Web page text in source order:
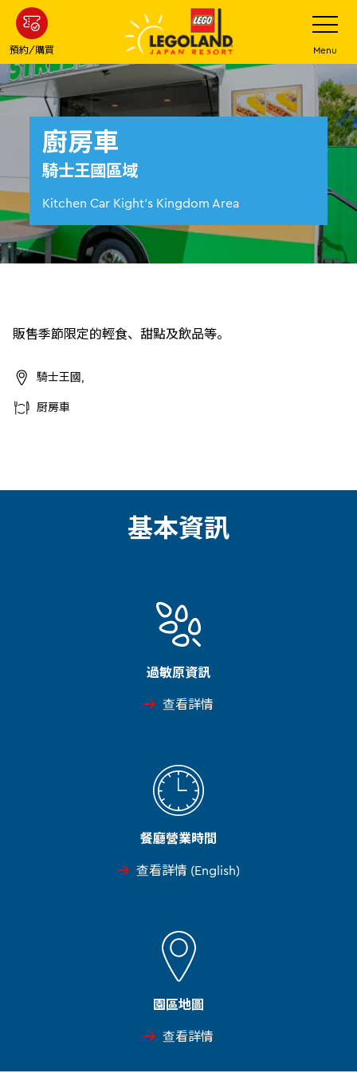
步
主
要
內
預約/購買
打
開
網
站
菜
單
Menu
廚房車
騎士王國區域
Kitchen Car Kight's Kingdom Area
販售季節限定的輕食、甜點及飲品等。
騎士王國,
厨房車
基本資訊
過敏原資訊
查看詳情
餐廳營業時間
查看詳情 (English)
園區地圖
查看詳情